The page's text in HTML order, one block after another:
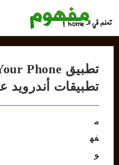
تطبيقات أندرويد
م
فه
و